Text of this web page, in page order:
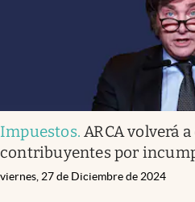
Impuestos. ARCA volverá
contribuyentes por
viernes, 27 de Diciembre de 2024